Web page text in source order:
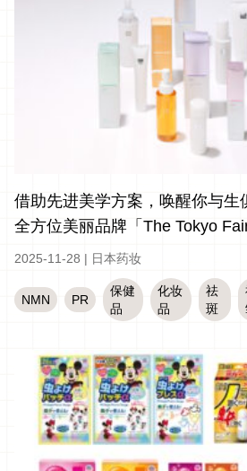
借助先进美学方案，唤醒你与
全方位美丽品牌「The Tokyo
2025-11-28 | 日本药妆
NMN PR
保健
品
化妆
品
祛
斑